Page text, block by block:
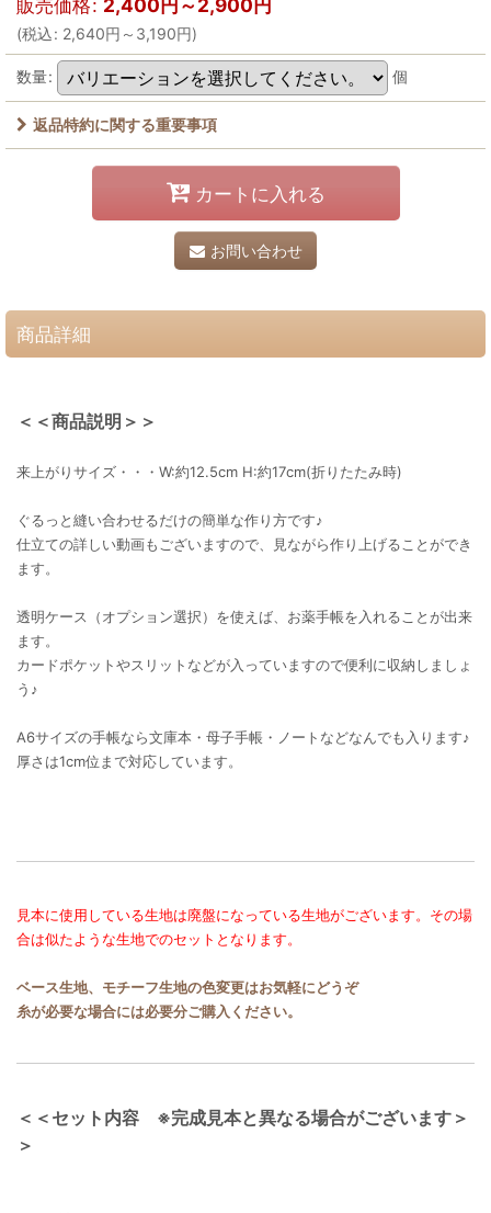
販売価格: 2,400円～2,900円
(税込: 2,640円 ～3,190円)
数量: 個
返品特約に関する重要事項
カートに入れる
お問い合わせ
商品詳細
＜＜商品説明＞＞
来上がりサイズ・・・W:約12.5cm H:約17cm(折りたたみ時)
ぐるっと縫い合わせるだけの簡単な作り方です♪
仕立ての詳しい動画もございますので、見ながら作り上げることができ
ます。
透明ケース（オプション選択）を使えば、お薬手帳を入れることが出来
ます。
カードポケットやスリットなどが入っていますので便利に収納しましょ
う♪
A6サイズの手帳なら文庫本・母子手帳・ノートなどなんでも入ります♪
厚さは1cm位まで対応しています。
見本に使用している生地は廃盤になっている生地がございます。その場
合は似たような生地でのセットとなります。
ベース生地、モチーフ生地の色変更はお気軽にどうぞ
糸が必要な場合には必要分ご購入ください。
＜＜セット内容 ※完成見本と異なる場合がございます＞
＞